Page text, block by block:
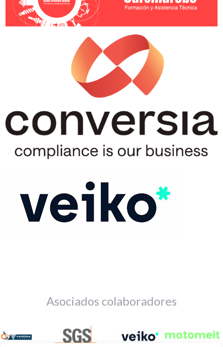
Asociados colaboradores